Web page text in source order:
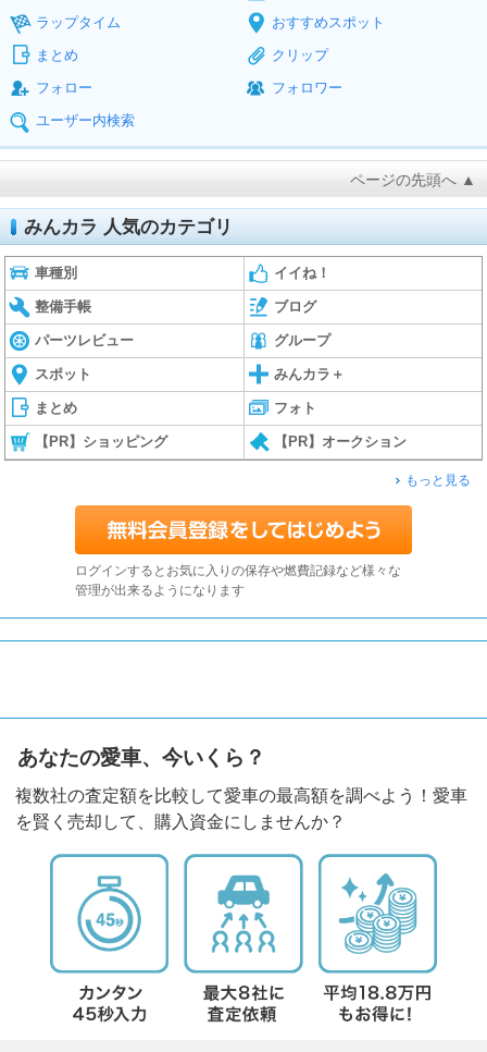
ラップタイム
おすすめスポット
まとめ
クリップ
フォロー
フォロワー
ユーザー内検索
ページの先頭へ ▲
みんカラ 人気のカテゴリ
車種別 イイね！
整備手帳 ブログ
パーツレビュー グループ
スポット みんカラ＋
まとめ フォト
【PR】ショッピング 【PR】オークション
もっと見る
ログインするとお気に入りの保存や燃費記録など様々な
管理が出来るようになります
あなたの愛車、今いくら？
複数社の査定額を比較して愛車の最高額を調べよう！愛車
を賢く売却して、購入資金にしませんか？